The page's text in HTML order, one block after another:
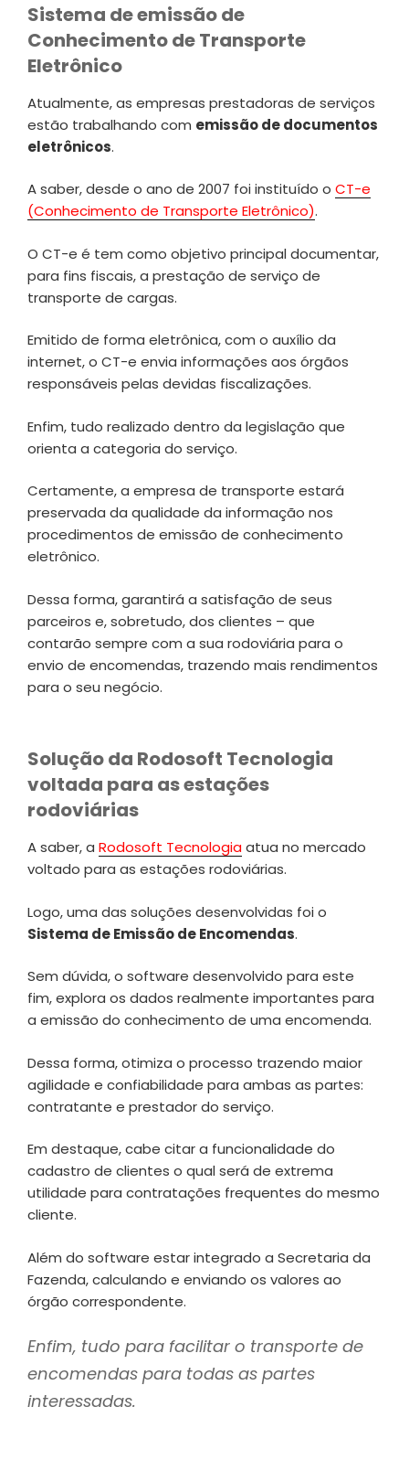
Sistema de emissão de
Conhecimento de Transporte
Eletrônico
Atualmente, as empresas prestadoras de serviços
estão trabalhando com emissão de documentos
eletrônicos.
A saber, desde o ano de 2007 foi instituído o CT-e
(Conhecimento de Transporte Eletrônico).
O CT-e é tem como objetivo principal documentar,
para fins fiscais, a prestação de serviço de
transporte de cargas.
Emitido de forma eletrônica, com o auxílio da
internet, o CT-e envia informações aos órgãos
responsáveis pelas devidas fiscalizações.
Enfim, tudo realizado dentro da legislação que
orienta a categoria do serviço.
Certamente, a empresa de transporte estará
preservada da qualidade da informação nos
procedimentos de emissão de conhecimento
eletrônico.
Dessa forma, garantirá a satisfação de seus
parceiros e, sobretudo, dos clientes – que
contarão sempre com a sua rodoviária para o
envio de encomendas, trazendo mais rendimentos
para o seu negócio.
Solução da Rodosoft Tecnologia
voltada para as estações
rodoviárias
A saber, a Rodosoft Tecnologiaatua no mercado
voltado para as estações rodoviárias.
Logo, uma das soluções desenvolvidas foi o
Sistema de Emissão de Encomendas.
Sem dúvida, o software desenvolvido para este
fim, explora os dados realmente importantes para
a emissão do conhecimento de uma encomenda.
Dessa forma, otimiza o processo trazendo maior
agilidade e confiabilidade para ambas as partes:
contratante e prestador do serviço.
Em destaque, cabe citar a funcionalidade do
cadastro de clientes o qual será de extrema
utilidade para contratações frequentes do mesmo
cliente.
Além do software estar integrado a Secretaria da
Fazenda, calculando e enviando os valores ao
órgão correspondente.
Enfim, tudo para facilitar o transporte de
encomendas para todas as partes
interessadas.